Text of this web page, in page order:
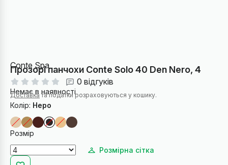
Conte Spa
Прозорі панчохи Conte Solo 40 Den Nero, 4
0 відгуків
Немає в наявності
Доставка та податки розраховуються у кошику.
Колір: Неро
Розмір
Розмірна сітка